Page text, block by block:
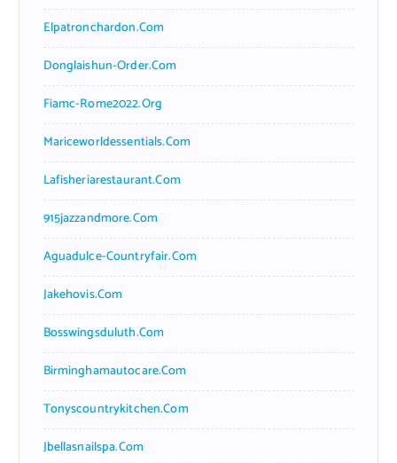
Elpatronchardon.com
Donglaishun-Order.com
Fiamc-Rome2022.org
Mariceworldessentials.com
Lafisheriarestaurant.com
915jazzandmore.com
Aguadulce-Countryfair.com
Jakehovis.com
Bosswingsduluth.com
Birminghamautocare.com
Tonyscountrykitchen.com
Jbellasnailspa.com